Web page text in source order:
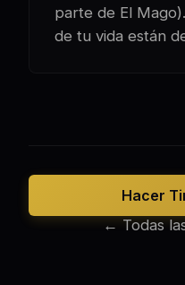
parte de El
de tu vida están
← Todas
Hacer